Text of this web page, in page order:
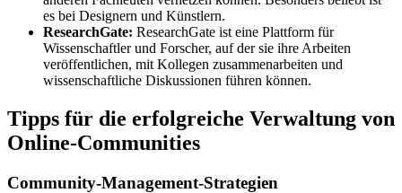
es bei Designern und Künstlern.
ResearchGate: ResearchGate ist eine Plattform für
Wissenschaftler und Forscher, auf der sie ihre Arbeiten
veröffentlichen, mit Kollegen zusammenarbeiten und
wissenschaftliche Diskussionen führen können.
Tipps für die erfolgreiche Verwaltung von
Online-Communities
Community-Management-Strategien